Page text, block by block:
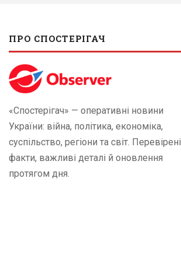
ПРО СПОСТЕРІГАЧ
«Спостерігач» — оперативні новини
України: війна, політика, економіка,
суспільство, регіони та світ. Перевірені
факти, важливі деталі й оновлення
протягом дня.